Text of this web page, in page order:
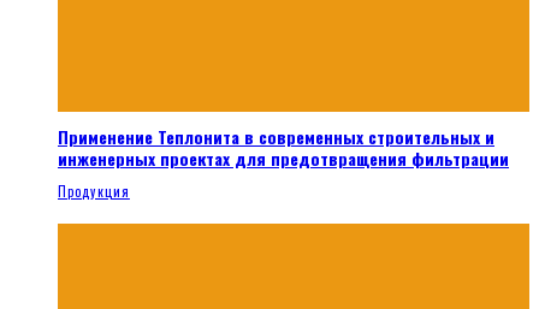
Применение Теплонита в современных строительных и
инженерных проектах для предотвращения фильтрации
Продукция